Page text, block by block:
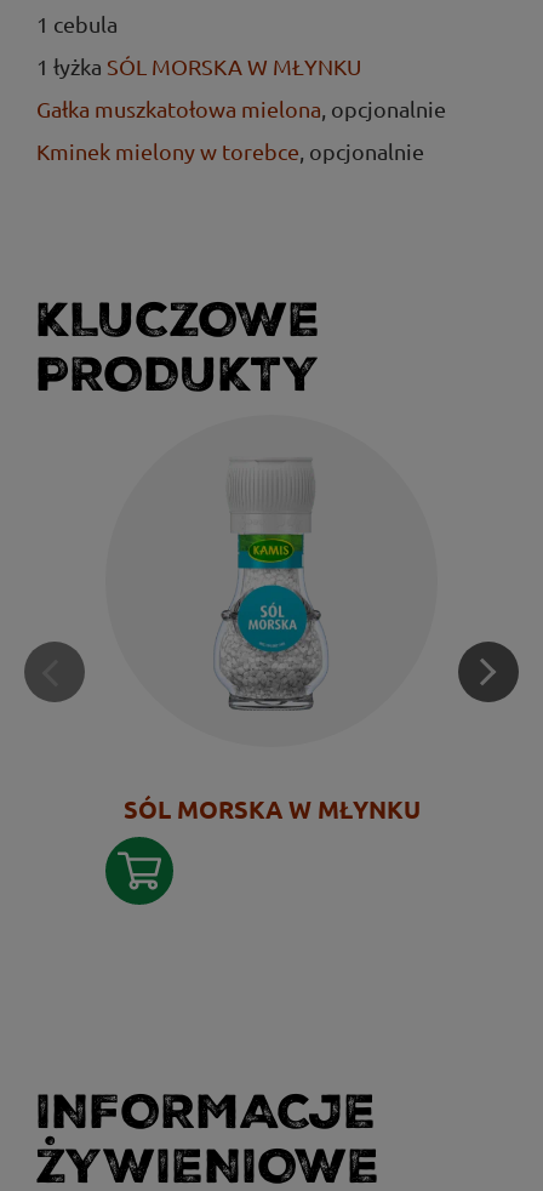
1 cebula
1 łyżka SÓL MORSKA W MŁYNKU
Gałka muszkatołowa mielona , opcjonalnie
Kminek mielony w torebce , opcjonalnie
KLUCZOWE
PRODUKTY
SÓL MORSKA W MŁYNKU
INFORMACJE
ŻYWIENIOWE